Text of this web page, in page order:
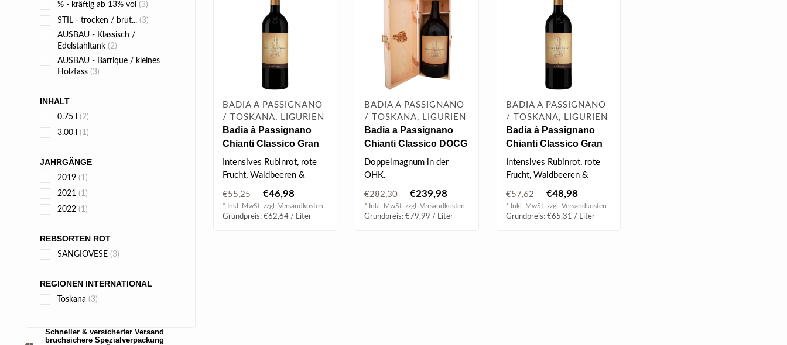
% - kräftig ab 13% vol (3)
STIL - trocken / brut... (3)
AUSBAU - Klassisch /
Edelstahltank (2)
AUSBAU - Barrique / kleines
Holzfass (3)
INHALT
0.75 l (2)
3.00 l (1)
JAHRGÄNGE
2019 (1)
2021 (1)
2022 (1)
REBSORTEN ROT
SANGIOVESE (3)
REGIONEN INTERNATIONAL
Toskana (3)
Schneller & versicherter Versand
bruchsichere Spezialverpackung
BADIA A PASSIGNANO
/ TOSKANA, LIGURIEN
Badia à Passignano
Chianti Classico Gran
Selezione DOCG 2021
0.75 l
Intensives Rubinrot, rote
Frucht, Waldbeeren &
samtige ..
€55,25 €46,98
* Inkl. MwSt. zzgl. Versandkosten
Grundpreis: €62,64 / Liter
BADIA A PASSIGNANO
/ TOSKANA, LIGURIEN
Badia a Passignano
Chianti Classico DOCG
Riserva 2019 Jeroboam
3.00 l
Doppelmagnum in der
OHK.
rote Früchte, balsamische
No..
€282,30 €239,98
* Inkl. MwSt. zzgl. Versandkosten
Grundpreis: €79,99 / Liter
BADIA A PASSIGNANO
/ TOSKANA, LIGURIEN
Badia à Passignano
Chianti Classico Gran
Selezione DOCG 2022
0.75 l
Intensives Rubinrot, rote
Frucht, Waldbeeren &
samtige ..
€57,62 €48,98
* Inkl. MwSt. zzgl. Versandkosten
Grundpreis: €65,31 / Liter